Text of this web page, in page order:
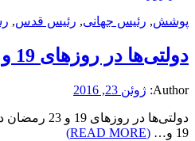
پوشش, رئیس جهانی, رئیس قدس,
دولتی‌ها در روزهای 19 و 23 رمضان دیرتر سر کار می‌روند
Author: ژوئن 23, 2016
دولتی‌ها
19 و…
(READ MORE)